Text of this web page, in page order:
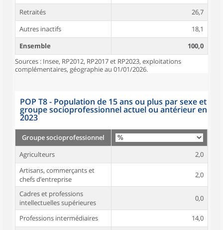
Retraités
26,7
Autres inactifs
18,1
Ensemble
100,0
Sources : Insee, RP2012, RP2017 et RP2023, exploitations
complémentaires, géographie au 01/01/2026.
POP T8 - Population de 15 ans ou plus par sexe et
groupe socioprofessionnel actuel ou antérieur en
2023
Groupe socioprofessionnel
Agriculteurs
2,0
Artisans, commerçants et
chefs d’entreprise
2,0
Cadres et professions
intellectuelles supérieures
0,0
Professions intermédiaires
14,0